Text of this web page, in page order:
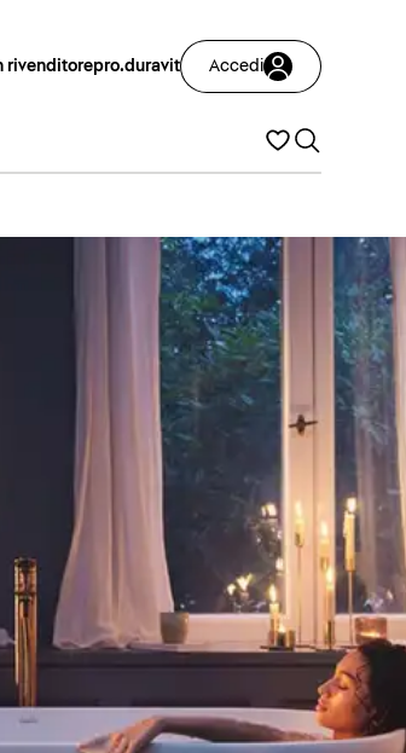
rivenditorepro.duravit Accedi